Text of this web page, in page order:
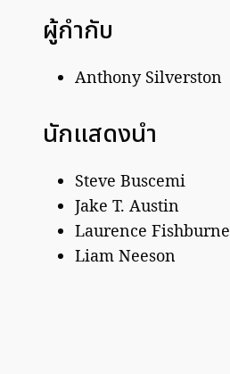
ผู้กำกับ
Anthony Silverston
นักแสดงนำ
Steve Buscemi
Jake T. Austin
Laurence Fishburne
Liam Neeson